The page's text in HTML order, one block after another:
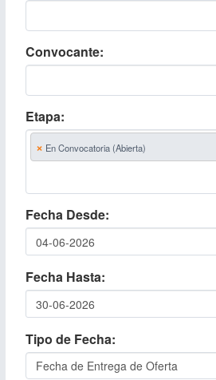
Convocante
Etapa
× En Convocatoria (Abierta)
Fecha Desde
Fecha Hasta
Tipo de Fecha
Fecha de Entrega de Oferta